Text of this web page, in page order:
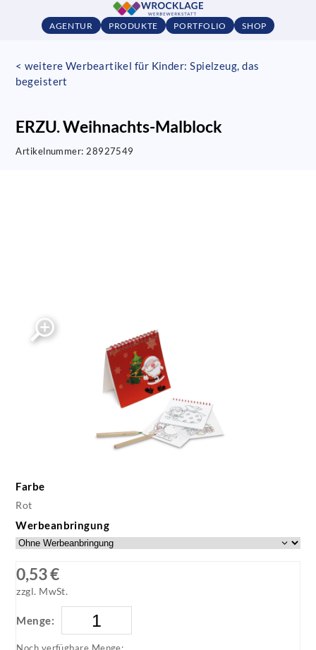
AGENTUR PRODUKTE PORTFOLIO SHOP
< weitere Werbeartikel für Kinder: Spielzeug, das
begeistert
ERZU. Weihnachts-Malblock
Artikelnummer: 28927549
Farbe
Rot
Werbeanbringung
0,53 €
zzgl. MwSt.
Menge: